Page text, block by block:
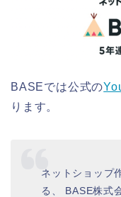
BASEでは公式の
ります。
ネットショップ
る、 BASE株式